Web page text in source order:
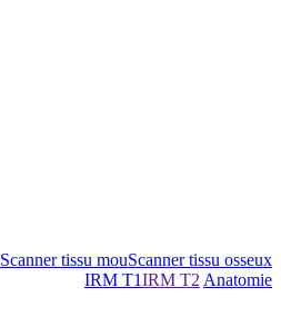
Scanner tissu mouScanner tissu osseux
IRM T1IRM T2 Anatomie